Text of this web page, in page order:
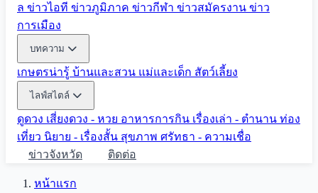
ล ข่าวไอที ข่าวภูมิภาค ข่าวกีฬา ข่าวสมัครงาน ข่าว
การเมือง
บทความ
เกษตรน่ารู้ บ้านและสวน แม่และเด็ก สัตว์เลี้ยง
ไลฟ์สไตล์
ดูดวง เสี่ยงดวง - หวย อาหารการกิน เรื่องเล่า - ตำนาน ท่อง
เที่ยว นิยาย - เรื่องสั้น สุขภาพ ศรัทธา - ความเชื่อ
ข่าวจังหวัด
ติดต่อ
หน้าแรก